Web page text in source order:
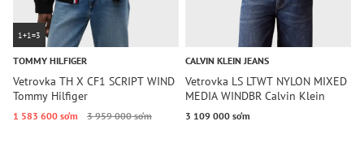
1+1=3
TOMMY HILFIGER
Vetrovka TH X CF1 SCRIPT WIND
Tommy Hilfiger
1 583 600 so‘m 3 959 000 so‘m
CALVIN KLEIN JEANS
Vetrovka LS LTWT NYLON MIXED
MEDIA WINDBR Calvin Klein
Jeans
3 109 000 so‘m